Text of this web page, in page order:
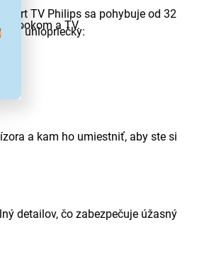
a TV.
TV Philips sa pohybuje od 32
uhlopriečky:
a kam ho umiestniť, aby ste si
detailov, čo zabezpečuje úžasný